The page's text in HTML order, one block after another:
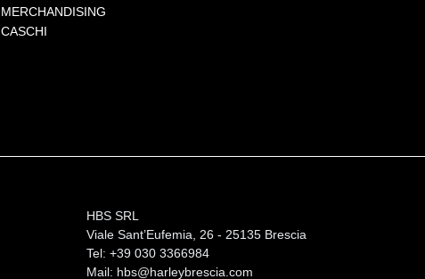
MERCHANDISING
CASCHI
HBS SRL
Viale Sant’Eufemia, 26 - 25135 Brescia
Tel: +39 030 3366984
Mail: hbs@harleybrescia.com